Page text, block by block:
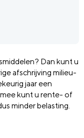
Dan kunt u
afschrijving milieu-
jaar een
kunt u rente- of
minder belasting.